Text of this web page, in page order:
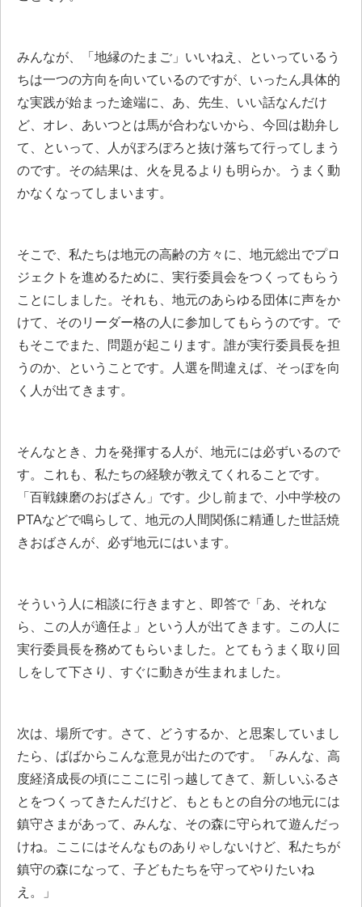
みんなが、「地縁のたまご」いいねえ、といっているう
ちは一つの方向を向いているのですが、いったん具体的
な実践が始まった途端に、あ、先生、いい話なんだけ
ど、オレ、あいつとは馬が合わないから、今回は勘弁し
て、といって、人がぽろぽろと抜け落ちて行ってしまう
のです。その結果は、火を見るよりも明らか。うまく動
かなくなってしまいます。
そこで、私たちは地元の高齢の方々に、地元総出でプロ
ジェクトを進めるために、実行委員会をつくってもらう
ことにしました。それも、地元のあらゆる団体に声をか
けて、そのリーダー格の人に参加してもらうのです。で
もそこでまた、問題が起こります。誰が実行委員長を担
うのか、ということです。人選を間違えば、そっぽを向
く人が出てきます。
そんなとき、力を発揮する人が、地元には必ずいるので
す。これも、私たちの経験が教えてくれることです。
「百戦錬磨のおばさん」です。少し前まで、小中学校の
PTAなどで鳴らして、地元の人間関係に精通した世話焼
きおばさんが、必ず地元にはいます。
そういう人に相談に行きますと、即答で「あ、それな
ら、この人が適任よ」という人が出てきます。この人に
実行委員長を務めてもらいました。とてもうまく取り回
しをして下さり、すぐに動きが生まれました。
次は、場所です。さて、どうするか、と思案していまし
たら、ばばからこんな意見が出たのです。「みんな、高
度経済成長の頃にここに引っ越してきて、新しいふるさ
とをつくってきたんだけど、もともとの自分の地元には
鎮守さまがあって、みんな、その森に守られて遊んだっ
けね。ここにはそんなものありゃしないけど、私たちが
鎮守の森になって、子どもたちを守ってやりたいね
え。」